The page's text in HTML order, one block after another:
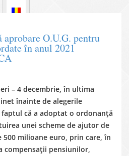
O.U.G. pentru
în anul 2021
– 4 decembrie, în ultima
înainte de alegerile
că a adoptat o ordonanță
unei scheme de ajutor de
milioane euro, prin care, în
compensații pensiunilor,